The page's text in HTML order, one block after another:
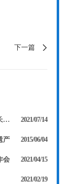
下一篇
《人民日报》刊登徐旭东建言：关于加强长江“十年禁渔”配套生态修复措施的建议 2021/07/14
产 2015/06/04
会 2021/04/15
2021/02/19